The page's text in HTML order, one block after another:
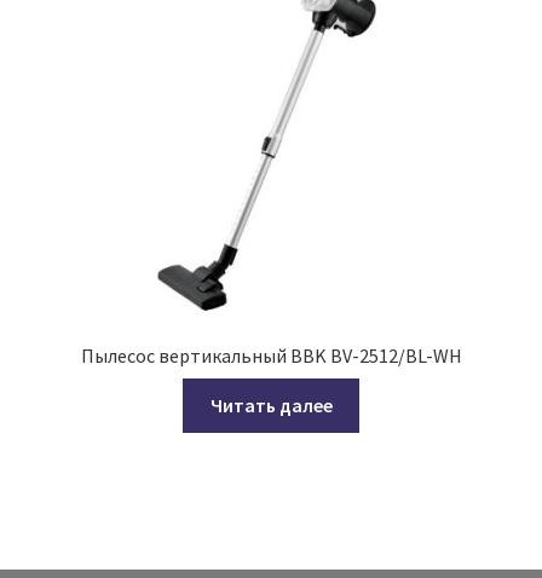
Пылесос вертикальный BBK BV-2512/BL-WH
Читать далее